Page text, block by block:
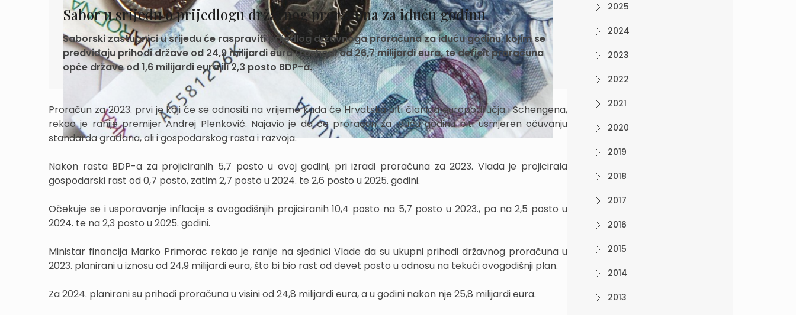
Sabor u srijedu o prijedlogu državnog proračuna za iduću godinu
Saborski zastupnici u srijedu će raspraviti prijedlog državnoga proračuna za iduću godinu, kojim se
predviđaju prihodi države od 24,9 milijardi eura i rashodi od 26,7 milijardi eura, te deficit proračuna
opće države od 1,6 milijardi eura ili 2,3 posto BDP-a.
Proračun za 2023. prvi je koji će se odnositi na vrijeme kada će Hrvatska biti članica europodručja i Schengena,
rekao je ranije premijer Andrej Plenković. Najavio je da će proračun za iduću godinu biti usmjeren očuvanju
standarda građana, ali i gospodarskog rasta i razvoja.
Nakon rasta BDP-a za projiciranih 5,7 posto u ovoj godini, pri izradi proračuna za 2023. Vlada je projicirala
gospodarski rast od 0,7 posto, zatim 2,7 posto u 2024. te 2,6 posto u 2025. godini.
Očekuje se i usporavanje inflacije s ovogodišnjih projiciranih 10,4 posto na 5,7 posto u 2023., pa na 2,5 posto u
2024. te na 2,3 posto u 2025. godini.
Ministar financija Marko Primorac rekao je ranije na sjednici Vlade da su ukupni prihodi državnog proračuna u
2023. planirani u iznosu od 24,9 milijardi eura, što bi bio rast od devet posto u odnosu na tekući ovogodišnji plan.
Za 2024. planirani su prihodi proračuna u visini od 24,8 milijardi eura, a u godini nakon nje 25,8 milijardi eura.
2025
2024
2023
2022
2021
2020
2019
2018
2017
2016
2015
2014
2013